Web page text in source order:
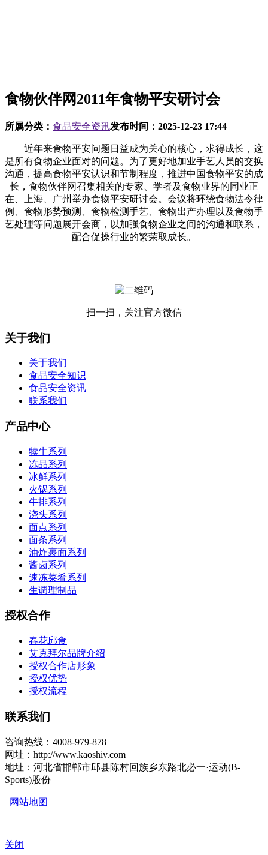
食物伙伴网2011年食物平安研讨会
所属分类： 食品安全资讯发布时间： 2025-12-23 17:44
近年来食物平安问题日益成为关心的核心，求得成长，这
是所有食物企业面对的问题。为了更好地加业手艺人员的交换
沟通，提高食物平安认识和节制程度，推进中国食物平安的成
长，食物伙伴网召集相关的专家、学者及食物业界的同业正
在、上海、广州举办食物平安研讨会。会议将环绕食物法令律
例、食物形势预测、食物检测手艺、食物出产办理以及食物手
艺处理等问题展开会商，以加强食物企业之间的沟通和联系，
配合促操行业的繁荣取成长。
扫一扫，关注官方微信
关于我们
关于我们
食品安全知识
食品安全资讯
联系我们
产品中心
犊牛系列
冻品系列
冰鲜系列
火锅系列
牛排系列
浇头系列
面点系列
面条系列
油炸裹面系列
酱卤系列
速冻菜肴系列
生调理制品
授权合作
春花邱食
艾克拜尔品牌介绍
授权合作店形象
授权优势
授权流程
联系我们
咨询热线：4008-979-878
网址：http://www.kaoshiv.com
地址：河北省邯郸市邱县陈村回族乡东路北必一·运动(B-
Sports)股份
网站地图
关闭